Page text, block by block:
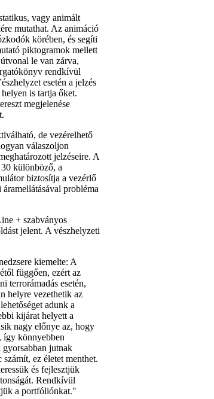
vagy animált
mutathat. Az animáció
körében, és segíti
piktogramok mellett
le van zárva,
rendkívül
esetén a jelzés
is tartja őket.
megjelenése
de vezérelhető
válaszoljon
jelzéseire. A
különböző, a
biztosítja a vezérlő
probléma
+ szabványos
jelent. A vészhelyzeti
kiemelte: A
függően, ezért az
terrorámadás esetén,
helyre vezethetik az
adunk a
kijárat helyett a
nagy előnye az, hogy
így könnyebben
gyorsabban jutnak
ez életet menthet.
és fejlesztjük
Rendkívül
a portfóliónkat."